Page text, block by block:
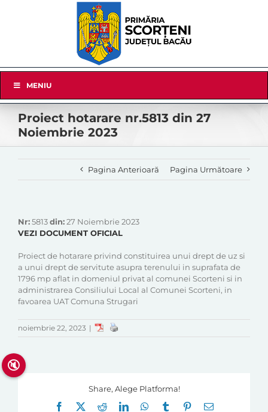
Navigation
MENIU
Proiect hotarare nr.5813 din 27
Noiembrie 2023
Pagina Anterioară Pagina Următoare
Nr:5813din:27 Noiembrie 2023
VEZI DOCUMENT OFICIAL
Proiect de hotarare privind constituirea unui drept de uz si
a unui drept de servitute asupra terenului in suprafata de
1796 mp aflat in domeniul privat al comunei Scorteni si in
administrarea Consiliului Local al Comunei Scorteni, in
favoarea UAT Comuna Strugari
noiembrie 22, 2023 |
Share, Alege Platforma!
Facebook
RedditLinkedInWhatsApp
Tumblr Pinterest
E-
🔇